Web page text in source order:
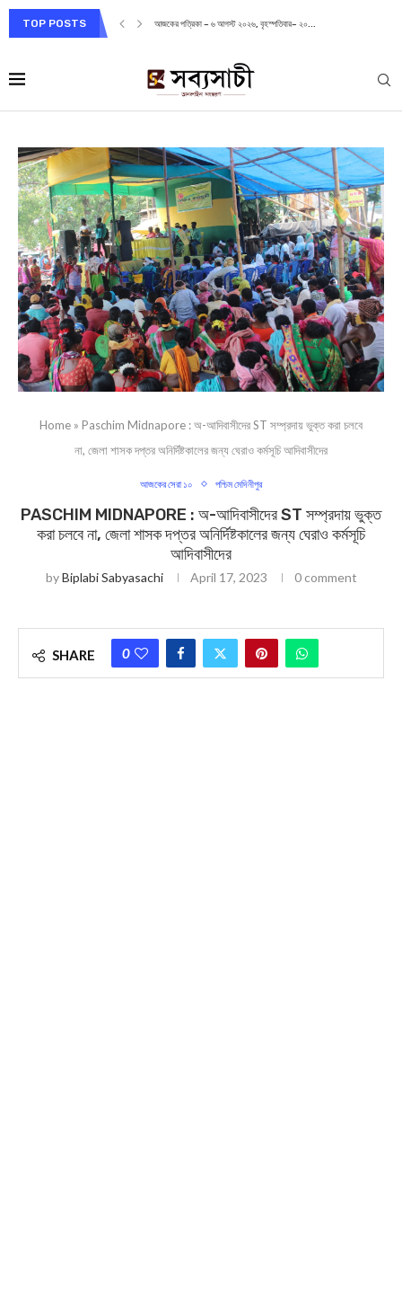
TOP POSTS আজকের পত্রিকা – ৬ আগস্ট ২০২৬, বৃহস্পতিবার– ২০...
Home » Paschim Midnapore : অ-আদিবাসীদের ST সম্প্রদায় ভুক্ত করা চলবে
না, জেলা শাসক দপ্তর অনির্দিষ্টকালের জন্য ঘেরাও কর্মসূচি আদিবাসীদের
আজকের সেরা ১০ পশ্চিম মেদিনীপুর
PASCHIM MIDNAPORE : অ-আদিবাসীদের ST সম্প্রদায় ভুক্ত
করা চলবে না, জেলা শাসক দপ্তর অনির্দিষ্টকালের জন্য ঘেরাও কর্মসূচি
আদিবাসীদের
byBiplabi Sabyasachi April 17, 2023 0 comment
SHARE 0